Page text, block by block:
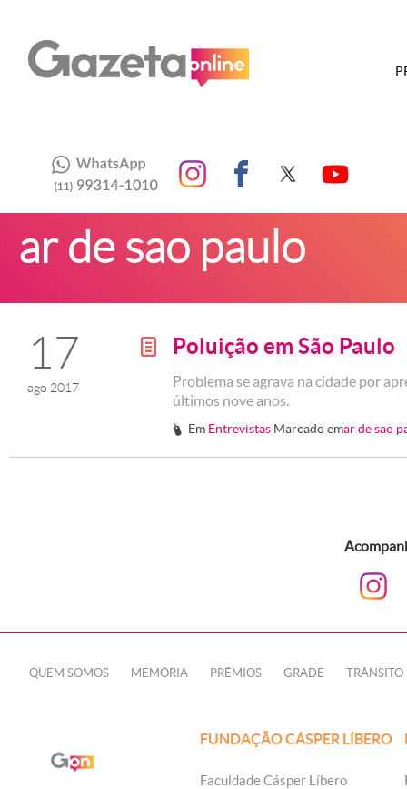
ar de sao paulo
17
ago 2017
g Poluição em São Paulo
Problema se agrava na cidade por
últimos nove anos.
# Em Entrevistas Marcado emar de sao
QUEM SOMOS MEMÓRIA PRÊMIOS GRADE TRÂNSITO
FUNDAÇÃO CÁSPER LÍBERO
Faculdade Cásper Líbero